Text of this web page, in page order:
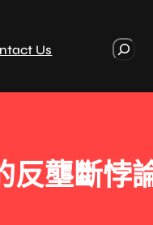
Us
r
反壟斷悖